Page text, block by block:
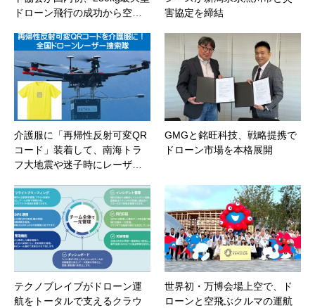
ドローン飛行の成功から空…
害協定を締結
介護服に「再帰性反射可変QR
コード」装着して、南海トラ
フ大地震や迷子時にレーザ…
GMGと銘旺科技、戦略提携で
ドローン市場を本格展開
テクノブレイブがドローン運
航をトータルで支えるクラウ
世界初・万博会場上空で、ド
ローンと空飛ぶクルマの運航